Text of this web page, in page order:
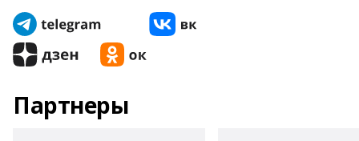
Партнеры